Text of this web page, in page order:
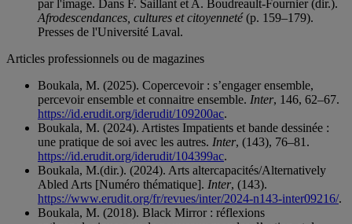
par l'image. Dans F. Saillant et A. Boudreault-Fournier (dir.).
Afrodescendances, cultures et citoyenneté(p. 159–179).
Presses de l'Université Laval.
Articles professionnels ou de magazines
Boukala, M. (2025). Copercevoir : s’engager ensemble,
percevoir ensemble et connaitre ensemble. Inter, 146, 62–67.
https://id.erudit.org/iderudit/109200ac.
Boukala, M. (2024). Artistes Impatients et bande dessinée :
une pratique de soi avec les autres. Inter, (143), 76–81.
https://id.erudit.org/iderudit/104399ac.
Boukala, M.(dir.). (2024). Arts altercapacités/Alternatively
Abled Arts [Numéro thématique]. Inter, (143).
https://www.erudit.org/fr/revues/inter/2024-n143-inter09216/.
Boukala, M. (2018). Black Mirror : réflexions